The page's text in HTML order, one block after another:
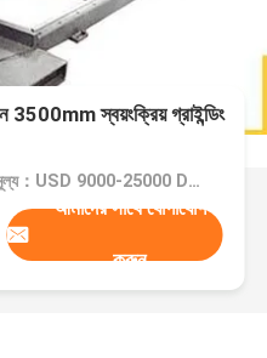
3500mm স্বয়ংক্রিয় গ্রাইন্ডিং
মূল্য：USD 9000-25000 Dollar per set
আমাদের সাথে যোগাযোগ
করুন